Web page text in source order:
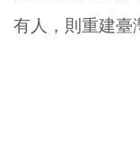
有人，則重建臺